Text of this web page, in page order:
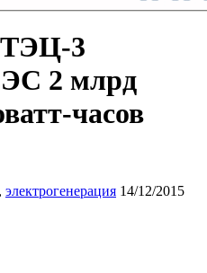
ТЭЦ-3
2 млрд
часов
, электрогенерация 14/12/2015